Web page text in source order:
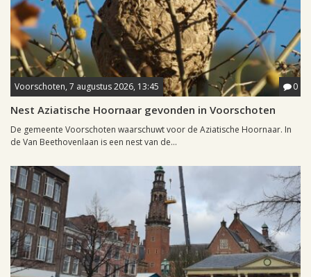
Voorschoten, 7 augustus 2026, 13:45 0
Nest Aziatische Hoornaar gevonden in Voorschoten
De gemeente Voorschoten waarschuwt voor de Aziatische Hoornaar. In
de Van Beethovenlaan is een nest van de...